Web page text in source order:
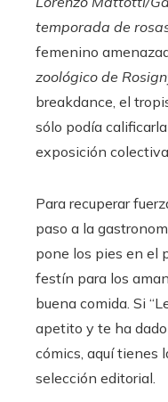
temporada de
femenino
zoológico de
breakdance, el
sólo podía
exposición colectiva
Para recuperar
paso a la
pone los pies en el
festín para los
buena comida. Si
apetito y te ha
cómics, aquí tienes
selección editorial.